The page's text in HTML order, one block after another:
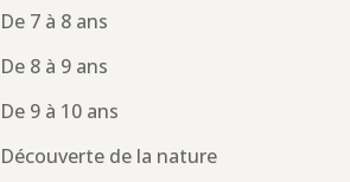
De 7 à 8 ans
De 8 à 9 ans
De 9 à 10 ans
Découverte de la nature